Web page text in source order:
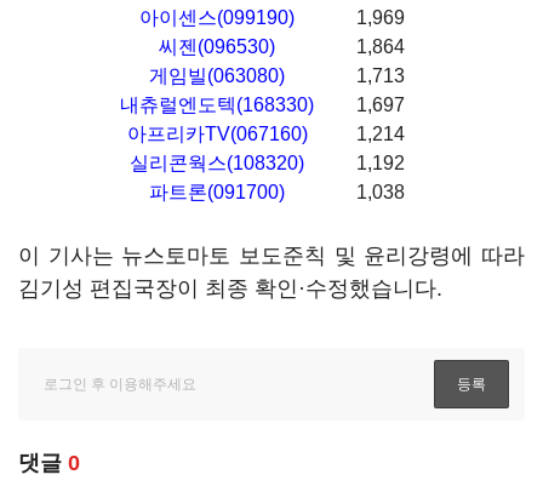
아이센스(099190)
1,969
씨젠(096530)
1,864
게임빌(063080)
1,713
내츄럴엔도텍(168330)
1,697
아프리카TV(067160)
1,214
실리콘웍스(108320)
1,192
파트론(091700)
1,038
이 기사는 뉴스토마토 보도준칙 및 윤리강령에 따라
김기성 편집국장이 최종 확인·수정했습니다.
댓글 0